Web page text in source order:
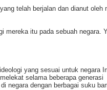
telah berjalan dan dianut oleh
mereka itu pada sebuah negara.
yang sesuai untuk negara
selama beberapa
dengan berbagai suku